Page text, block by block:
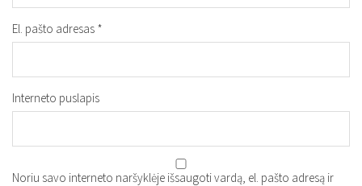
El. pašto adresas *
Interneto puslapis
Noriu savo interneto naršyklėje išsaugoti vardą, el. pašto adresą ir